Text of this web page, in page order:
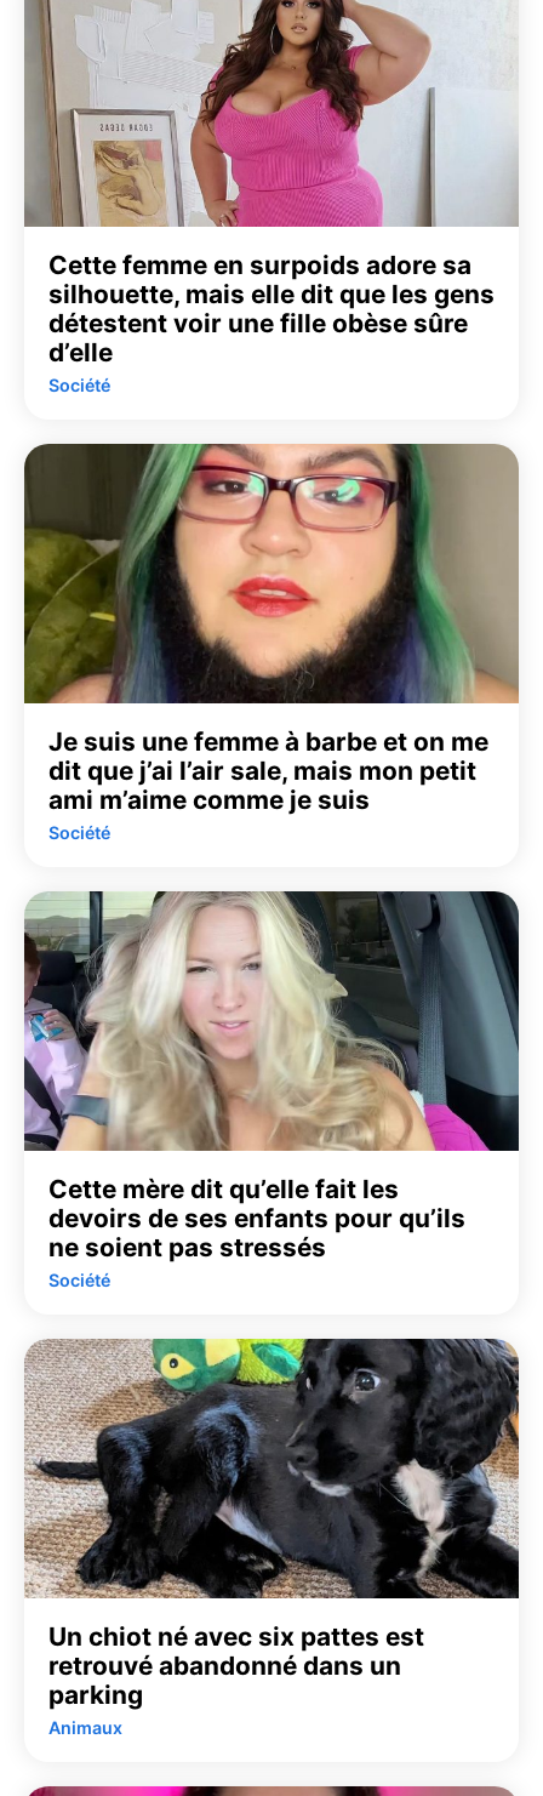
Cette femme en surpoids adore sa
silhouette, mais elle dit que les gens
détestent voir une fille obèse sûre
d’elle
Société
Je suis une femme à barbe et on me
dit que j’ai l’air sale, mais mon petit
ami m’aime comme je suis
Société
Cette mère dit qu’elle fait les
devoirs de ses enfants pour qu’ils
ne soient pas stressés
Société
Un chiot né avec six pattes est
retrouvé abandonné dans un
parking
Animaux